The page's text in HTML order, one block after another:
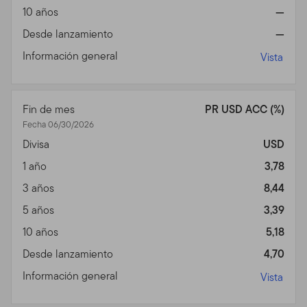
10 años
—
Desde lanzamiento
—
Información general
Vista
Fin de mes
Fecha 06/30/2026
PR USD ACC (%)
Divisa
USD
1 año
3,78
3 años
8,44
5 años
3,39
10 años
5,18
Desde lanzamiento
4,70
Información general
Vista
Resources, Inc. [NYSE: BEN] es una organización global
de inversiones operando como Franklin Templeton
Investments. A través de varias entidades, Franklin
Templeton Investments provee servicios de inversión,
Franklin Mutual Series y a cuentas institucionales, al
igual que servicios de cuentas internacionales
separadas.
Información para ciertos
corredores calificados,
asesores profesionales e
inversionistas
Este sitio está dirigido a ciertos sub distribuidores